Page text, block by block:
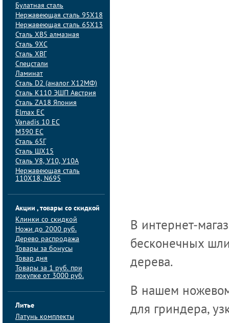
Булатная сталь
Нержавеющая сталь 95Х18
Нержавеющая сталь 65Х13
Сталь ХВ5 алмазная
Сталь 9ХС
Сталь ХВГ
Спецстали
Ламинат
Сталь D2 (аналог Х12МФ)
Сталь K110 ЭШП Австрия
Сталь ZA18 Япония
Elmax ЕС
Vanadis 10 ЕС
M390 ЕС
Сталь 65Г
Сталь ШХ15
Сталь У8, У10, У10А
Нержавеющая сталь
110Х18, N695
Акции , товары со скидкой
Клинки со скидкой
Ножи до 2000 руб.
Дерево распродажа
Товары за бонусы
Товар дня
Товары за 1 руб. при
покупке от 3000 руб.
Литье
Латунь комплекты
В интернет-
бесконечных
дерева.
В нашем
для гриндера,